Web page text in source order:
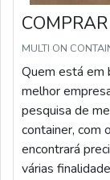
MULTI ON
Quem está em
melhor
pesquisa de
container, com
encontrará
várias